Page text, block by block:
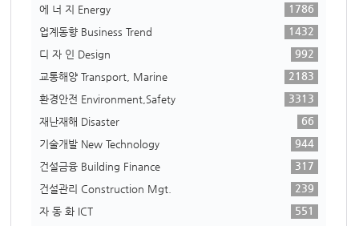
에 너 지 Energy
1786
업계동향 Business Trend
1432
디 자 인 Design
992
교통해양 Transport, Marine
2183
환경안전 Environment,Safety
3313
재난재해 Disaster
66
기술개발 New Technology
944
건설금융 Building Finance
317
건설관리 Construction Mgt.
239
자 동 화 ICT
551